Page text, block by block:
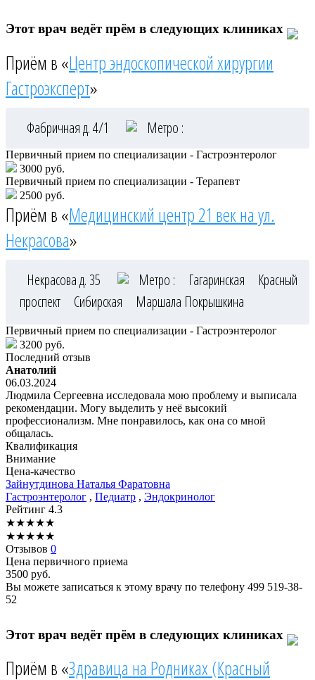
Этот врач ведёт прём в следующих клиниках
Приём в «Центр эндоскопической хирургии
Гастроэксперт»
Фабричная д. 4/1 Метро :
Первичный прием по специализации - Гастроэнтеролог
3000 руб.
Первичный прием по специализации - Терапевт
2500 руб.
Приём в «Медицинский центр 21 век на ул.
Некрасова»
Некрасова д. 35 Метро : Гагаринская
Красный
проспект
Сибирская Маршала Покрышкина
Первичный прием по специализации - Гастроэнтеролог
3200 руб.
Последний отзыв
Анатолий
06.03.2024
Людмила Сергеевна исследовала мою проблему и выписала
рекомендации. Могу выделить у неё высокий
профессионализм. Мне понравилось, как она со мной
общалась.
Квалификация
Внимание
Цена-качество
Зайнутдинова Наталья Фаратовна
Гастроэнтеролог , Педиатр , Эндокринолог
Рейтинг 4.3
★★★★★
★★★★★
Отзывов 0
Цена первичного приема
3500 руб.
Вы можете записаться к этому врачу по телефону 499 519-38-
52
Этот врач ведёт прём в следующих клиниках
Приём в «Здравица на Родниках (Красный